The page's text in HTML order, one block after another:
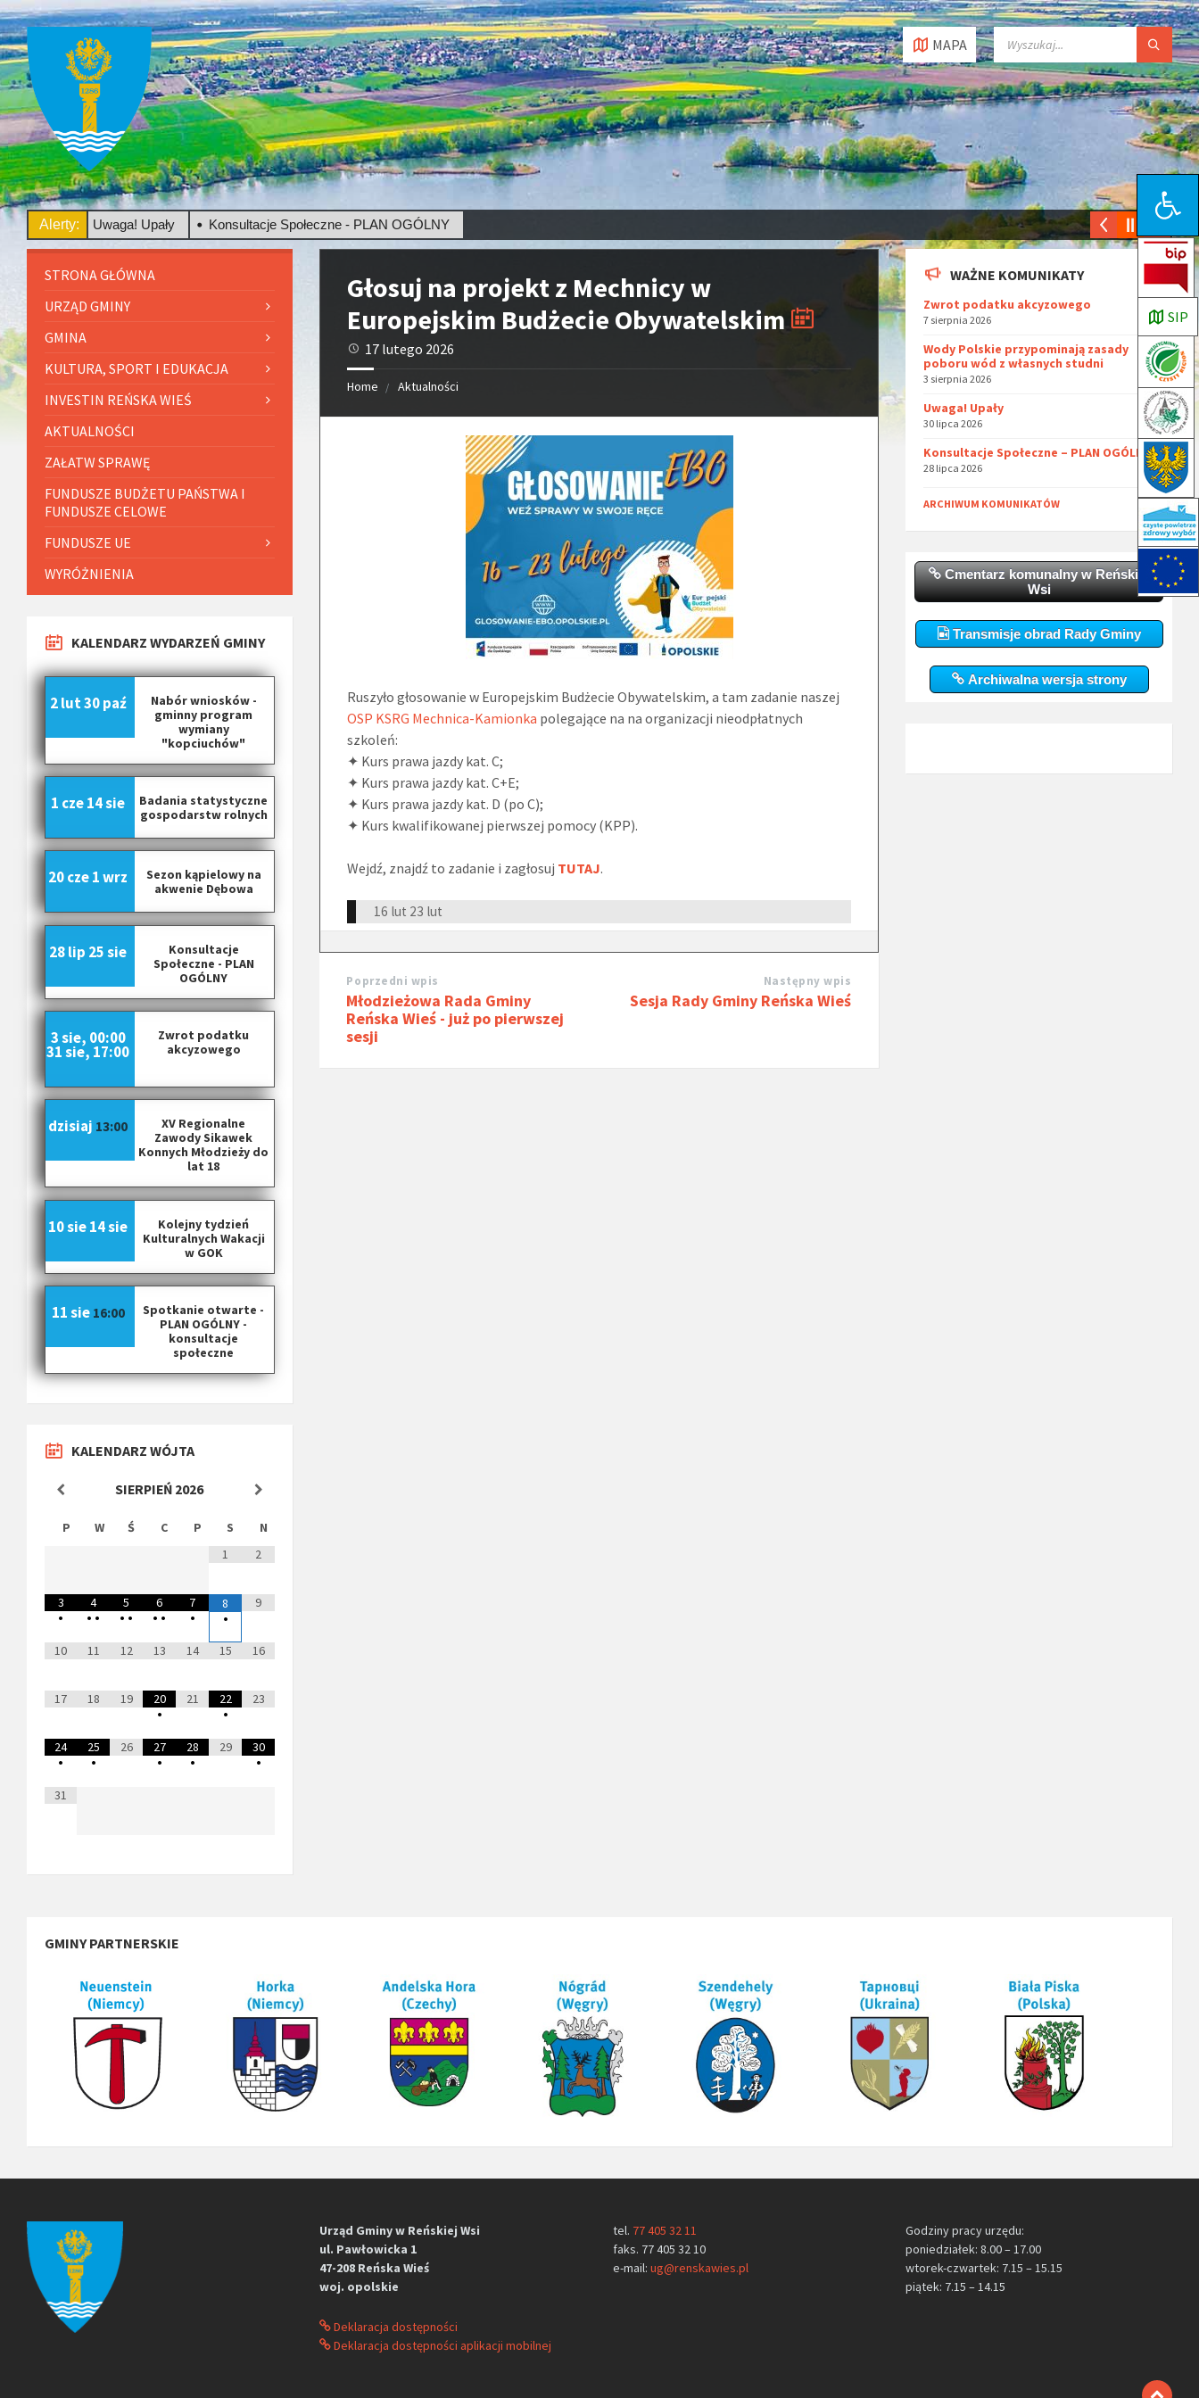
Open toolbar
SIP
MAPA
Alerty:
Uwaga! Upały Konsultacje Społeczne - PLAN OGÓLNY
Głosuj na projekt z Mechnicy w
Europejskim Budżecie Obywatelskim
17 lutego 2026
Home Aktualności
Ruszyło głosowanie w Europejskim Budżecie Obywatelskim, a tam zadanie naszej
OSP KSRG Mechnica-Kamionka polegające na na organizacji nieodpłatnych
szkoleń:
✦ Kurs prawa jazdy kat. C;
✦ Kurs prawa jazdy kat. C+E;
✦ Kurs prawa jazdy kat. D (po C);
✦ Kurs kwalifikowanej pierwszej pomocy (KPP).
Wejdź, znajdź to zadanie i zagłosuj TUTAJ.
16 lut 23 lut
Poprzedni wpis
Młodzieżowa Rada Gminy
Reńska Wieś - już po pierwszej
sesji
Następny wpis
Sesja Rady Gminy Reńska Wieś
STRONA GŁÓWNA
URZĄD GMINY
GMINA
KULTURA, SPORT I EDUKACJA
INVESTIN REŃSKA WIEŚ
AKTUALNOŚCI
ZAŁATW SPRAWĘ
FUNDUSZE BUDŻETU PAŃSTWA I
FUNDUSZE CELOWE
FUNDUSZE UE
WYRÓŻNIENIA
KALENDARZ WYDARZEŃ GMINY
Nabór wniosków -
gminny program
wymiany
"kopciuchów"
2 lut30 paź
Badania statystyczne
gospodarstw rolnych
1 cze14 sie
Sezon kąpielowy na
akwenie Dębowa
20 cze1 wrz
Konsultacje
Społeczne - PLAN
OGÓLNY
28 lip 25 sie
Zwrot podatku
akcyzowego
3 sie, 00:00
31 sie, 17:00
XV Regionalne
Zawody Sikawek
Konnych Młodzieży do
lat 18
dzisiaj 13:00
Kolejny tydzień
Kulturalnych Wakacji
w GOK
10 sie14 sie
Spotkanie otwarte -
PLAN OGÓLNY -
konsultacje
społeczne
11 sie 16:00
KALENDARZ WÓJTA
SIERPIEŃ 2026
P W Ś C P S
N
1
2
3
•
4
• •
5
• •
6
• •
7
•
8
•
9
10 11 12 13 14 15 16
17 18 19
20
•
21
22
•
23
24
•
25
•
26
27
•
28
•
29
30
•
31
WAŻNE KOMUNIKATY
Zwrot podatku akcyzowego
7 sierpnia 2026
Wody Polskie przypominają zasady
poboru wód z własnych studni
3 sierpnia 2026
Uwaga! Upały
30 lipca 2026
Konsultacje Społeczne – PLAN OGÓLNY
28 lipca 2026
ARCHIWUM KOMUNIKATÓW
Cmentarz komunalny w Reńskiej
Wsi
Transmisje obrad Rady Gminy
Archiwalna wersja strony
GMINY PARTNERSKIE
Urząd Gminy w Reńskiej Wsi
ul. Pawłowicka 1
47-208 Reńska Wieś
woj. opolskie
Deklaracja dostępności
Deklaracja dostępności aplikacji mobilnej
tel. 77 405 32 11
faks. 77 405 32 10
e-mail: ug@renskawies.pl
Godziny pracy urzędu:
poniedziałek: 8.00 – 17.00
wtorek-czwartek: 7.15 – 15.15
piątek: 7.15 – 14.15